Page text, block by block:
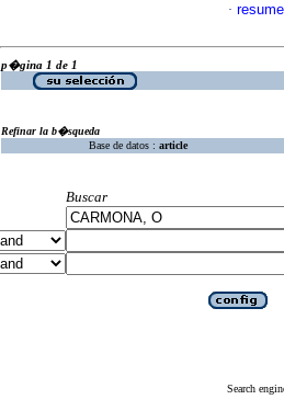
·
p�gina 1 de 1
Refinar la b�squeda
Base de datos : article
Buscar
Search